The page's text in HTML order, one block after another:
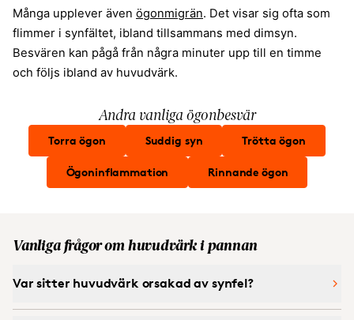
Många upplever även ögonmigrän. Det visar sig ofta som
flimmer i synfältet, ibland tillsammans med dimsyn.
Besvären kan pågå från några minuter upp till en timme
och följs ibland av huvudvärk.
Andra vanliga ögonbesvär
Torra ögon Suddig syn Trötta ögon
Ögoninflammation Rinnande ögon
Vanliga frågor om huvudvärk i pannan
Var sitter huvudvärk orsakad av synfel?